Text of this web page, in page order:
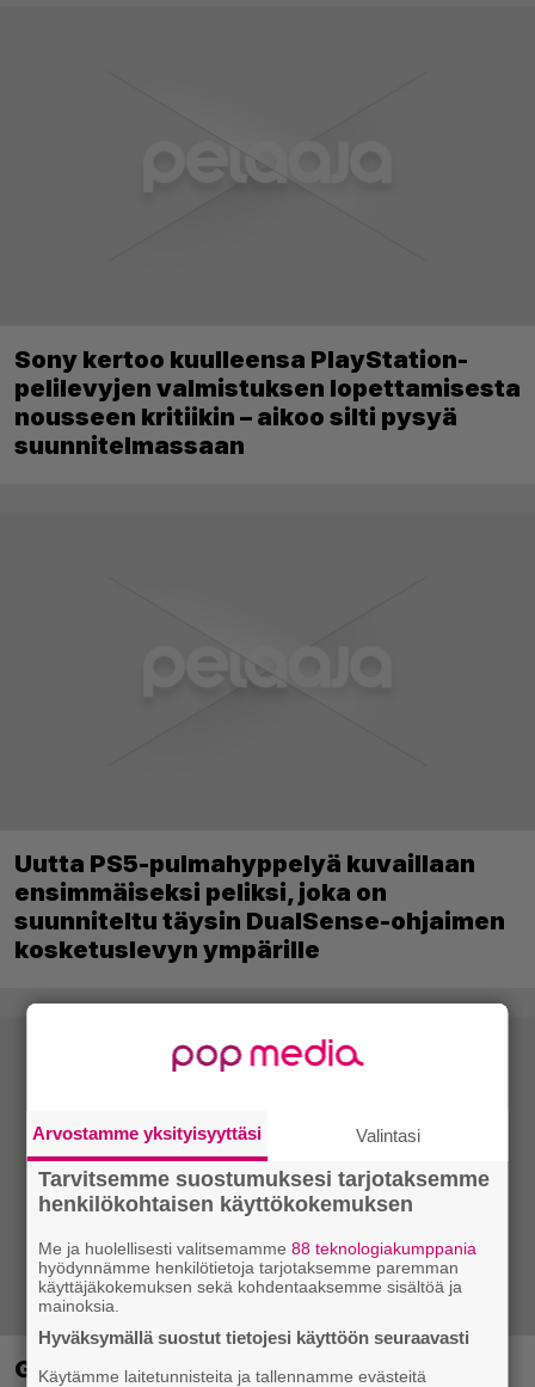
Sony kertoo kuulleensa PlayStation-
pelilevyjen valmistuksen lopettamisesta
nousseen kritiikin – aikoo silti pysyä
suunnitelmassaan
Uutta PS5-pulmahyppelyä kuvaillaan
ensimmäiseksi peliksi, joka on
suunniteltu täysin DualSense-ohjaimen
kosketuslevyn ympärille
Ghost Recon 25 vuotta: nappaa nyt
Arvostamme yksityisyyttäsi Valintasi
Tarvitsemme suostumuksesi tarjotaksemme
henkilökohtaisen käyttökokemuksen
Me ja huolellisesti valitsemamme88 teknologiakumppania
hyödynnämme henkilötietoja tarjotaksemme paremman
käyttäjäkokemuksen sekä kohdentaaksemme sisältöä ja
mainoksia.
Hyväksymällä suostut tietojesi käyttöön seuraavasti
Käytämme laitetunnisteita ja tallennamme evästeitä